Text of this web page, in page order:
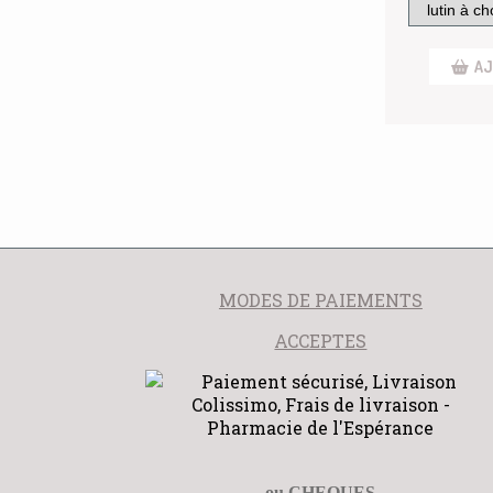
MODES DE PAIEMENTS
ACCEPTES